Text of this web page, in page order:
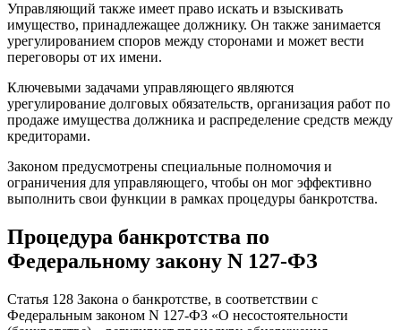
Управляющий также имеет право искать и взыскивать
имущество, принадлежащее должнику. Он также занимается
урегулированием споров между сторонами и может вести
переговоры от их имени.
Ключевыми задачами управляющего являются
урегулирование долговых обязательств, организация работ по
продаже имущества должника и распределение средств между
кредиторами.
Законом предусмотрены специальные полномочия и
ограничения для управляющего, чтобы он мог эффективно
выполнить свои функции в рамках процедуры банкротства.
Процедура банкротства по
Федеральному закону N 127-ФЗ
Статья 128 Закона о банкротстве, в соответствии с
Федеральным законом N 127-ФЗ «О несостоятельности